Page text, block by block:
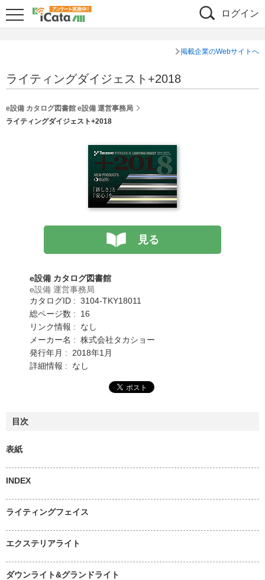
ログイン
掲載企業のWebサイトへ
ライティングダイジェスト+2018
e設備 カタログ図書館 e設備 運営事務局
ライティングダイジェスト+2018
見る
e設備 カタログ図書館
e設備 運営事務局
カタログID : 3104-TKY18011
総ページ数 : 16
リンク情報 : なし
メーカー名 : 株式会社タカショー
発行年月 : 2018年1月
詳細情報 : なし
目次
表紙
INDEX
ライティングフェイス
エクステリアライト
ダウンライト&グランドライト